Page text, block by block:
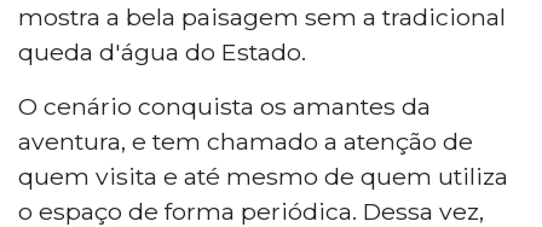
mostra a bela paisagem sem a tradicional
queda d'água do Estado.
O cenário conquista os amantes da
aventura, e tem chamado a atenção de
quem visita e até mesmo de quem utiliza
o espaço de forma periódica. Dessa vez,